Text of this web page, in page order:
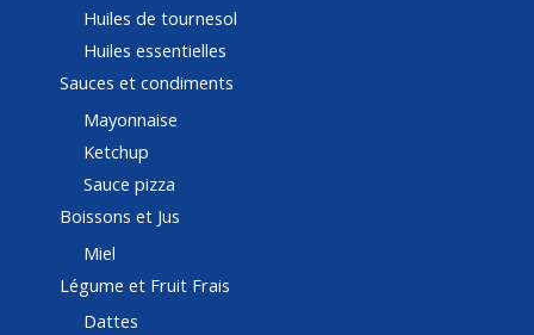
Huiles de tournesol
Huiles essentielles
Sauces et condiments
Mayonnaise
Ketchup
Sauce pizza
Boissons et Jus
Miel
Légume et Fruit Frais
Dattes